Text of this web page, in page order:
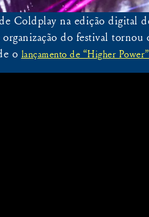
Coldplay na edição digital
do festival tornou
o lançamento de “Higher Power”